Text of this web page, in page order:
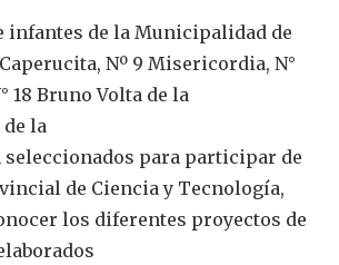
infantes de la Municipalidad de
Nº 9 Misericordia, N°
18 Bruno Volta de la
la
seleccionados para participar de
de Ciencia y Tecnología,
los diferentes proyectos de